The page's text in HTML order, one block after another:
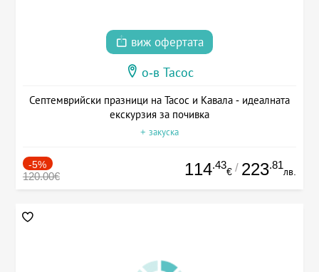
виж офертата
о-в Тасос
Септемврийски празници на Тасос и Кавала - идеалната
екскурзия за почивка
+ закуска
-5%
120.00€ 114.43
€ / 223.81
лв.